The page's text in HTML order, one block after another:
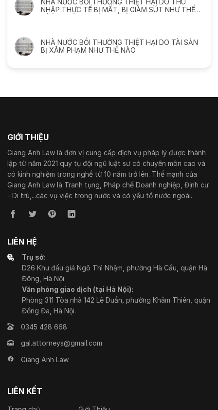
NHẬP THỰC TẾ BỊ MẤT, BỊ GIẢM SÚT NHƯ THẾ
NHÀ NƯỚC BỒI THƯỜNG THIỆT HẠI DO TÀI SẢN
BỊ XÂM PHẠM NHƯ THẾ NÀO
GIỚI THIỆU
Giang Anh Law là đơn vị cung cấp dịch vụ pháp lý được thành
lập từ năm 2021 quy tụ đội ngũ luật sư có chuyên môn cao và
có kinh nghiệm trong nghề từ 10 năm trở lên. Thế mạnh của
Giang Anh Law là Tranh tụng, Pháp chế Doanh nghiệp, Định cư
- Di trú,...các vụ việc trong nước và có yếu tố nước ngoài.
LIÊN HỆ
Trụ sở:
D26 Khu đấu giá Ngô Thì Nhậm, phường Hà Cầu, quận Hà
Đông, Hà Nội
Văn phòng giao dịch (tại Hà Nội):
Phòng 311 Tòa nhà 142 Lê Duẩn, phường Khâm Thiên, quận
Đống Đa, Hà Nội.
0345 428 668
gal.attorneys@gmail.com
Giang Anh Law
LIÊN KẾT